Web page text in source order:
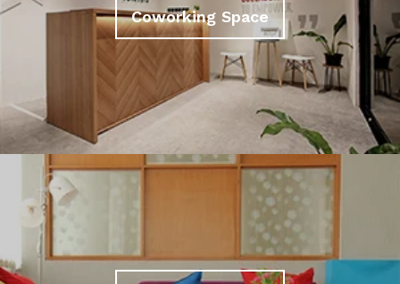
Coworking Space